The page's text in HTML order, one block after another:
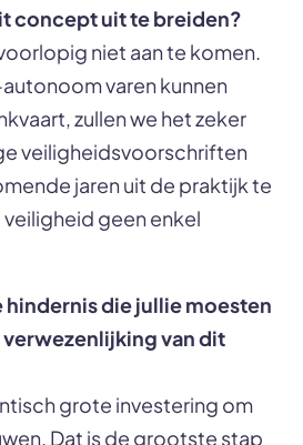
concept uit te breiden?
niet aan te komen.
varen kunnen
zullen we het zeker
veiligheidsvoorschriften
jaren uit de praktijk te
geen enkel
die jullie moesten
van dit
grote investering om
Dat is de grootste stap